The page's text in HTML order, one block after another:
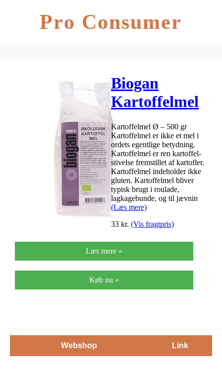
Pro Consumer
Biogan
Kartoffelmel
Ø – 500 gr
Kartoffelmel Ø – 500 gr
Kartoffelmel er ikke et mel i
ordets egentlige betydning.
Kartoffelmel er ren kartoffel-
stivelse fremstillet af kartofler.
Kartoffelmel indeholder ikke
gluten. Kartoffelmel bliver
typisk brugt i roulade,
lagkagebunde, og til jævnin
(Læs mere)
33 kr. (Vis fragtpris)
Læs mere »
Køb nu »
Webshop Link